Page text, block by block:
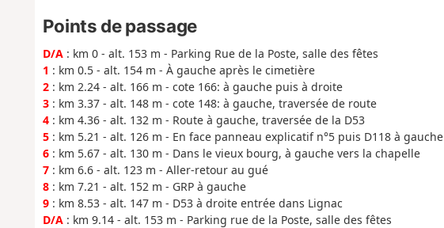
Points de passage
D/A: km 0 - alt. 153 m - Parking Rue de la Poste, salle des fêtes
1 : km 0.5 - alt. 154 m - À gauche après le cimetière
2: km 2.24 - alt. 166 m - cote 166: à gauche puis à droite
3: km 3.37 - alt. 148 m - cote 148: à gauche, traversée de route
4: km 4.36 - alt. 132 m - Route à gauche, traversée de la D53
5: km 5.21 - alt. 126 m - En face panneau explicatif n°5 puis D118 à gauche
6: km 5.67 - alt. 130 m - Dans le vieux bourg, à gauche vers la chapelle
7: km 6.6 - alt. 123 m - Aller-retour au gué
8: km 7.21 - alt. 152 m - GRP à gauche
9: km 8.53 - alt. 147 m - D53 à droite entrée dans Lignac
D/A: km 9.14 - alt. 153 m - Parking rue de la Poste, salle des fêtes